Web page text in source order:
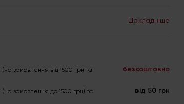
Докладніше
(на замовлення від 1500 грн та
безкоштовно
(на замовлення до 1500 грн) та
від 50 грн